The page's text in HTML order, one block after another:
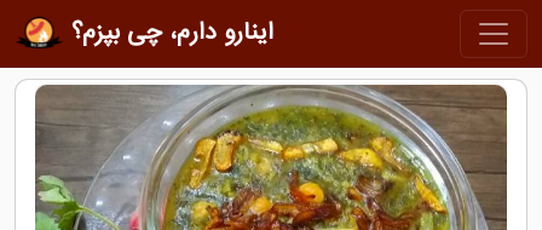
اینارو دارم، چی بپزم؟